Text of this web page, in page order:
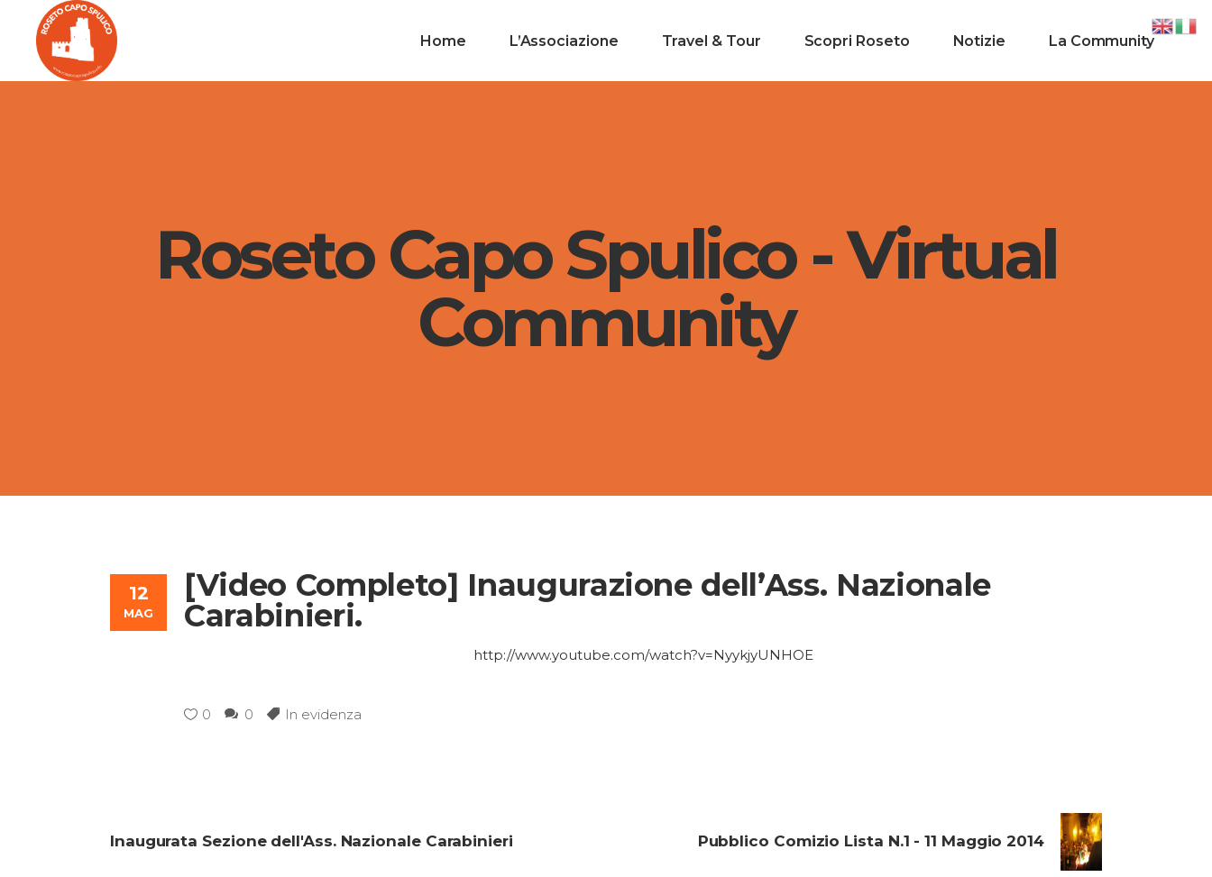
Home L’Associazione Travel & Tour Scopri Roseto Notizie La Community
Roseto Capo Spulico - Virtual
Community
12
MAG
[Video Completo] Inaugurazione dell’Ass. Nazionale
Carabinieri.
http://www.youtube.com/watch?v=NyykjyUNHOE
0 0 In evidenza
Inaugurata Sezione dell'Ass. Nazionale Carabinieri Pubblico Comizio Lista N.1 - 11 Maggio 2014